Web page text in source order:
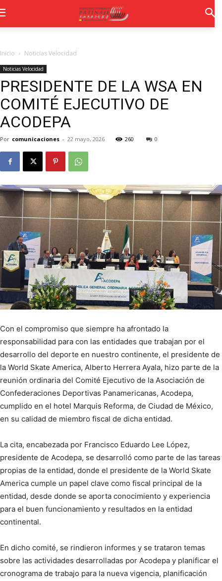
Inicio Noticias Velocidad
Noticias Velocidad
PRESIDENTE DE LA WSA EN
COMITÉ EJECUTIVO DE
ACODEPA
Por comunicaciones - 22 mayo, 2026 260 0
Con el compromiso que siempre ha afrontado la
responsabilidad para con las entidades que trabajan por el
desarrollo del deporte en nuestro continente, el presidente de
la World Skate America, Alberto Herrera Ayala, hizo parte de la
reunión ordinaria del Comité Ejecutivo de la Asociación de
Confederaciones Deportivas Panamericanas, Acodepa,
cumplido en el hotel Marquis Reforma, de Ciudad de México,
en su calidad de miembro fiscal de dicha entidad.
La cita, encabezada por Francisco Eduardo Lee López,
presidente de Acodepa, se desarrolló como parte de las tareas
propias de la entidad, donde el presidente de la World Skate
America cumple un papel clave como fiscal principal de la
entidad, desde donde se aporta conocimiento y experiencia
para el buen funcionamiento y resultados en la entidad
continental.
En dicho comité, se rindieron informes y se trataron temas
sobre las actividades desarrolladas por Acodepa y planificar el
cronograma de trabajo para la nueva vigencia, planificación